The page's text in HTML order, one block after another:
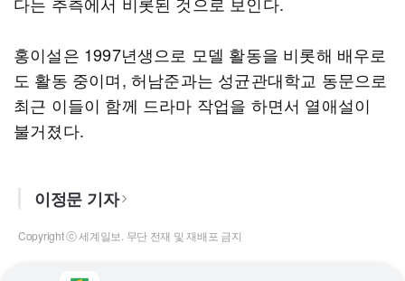
홍이설은 1997년생으로 모델 활동을 비롯해 배우로
도 활동 중이며, 허남준과는 성균관대학교 동문으로
최근 이들이 함께 드라마 작업을 하면서 열애설이
불거졌다.
이정문 기자
Copyright ⓒ 세계일보. 무단 전재 및 재배포 금지